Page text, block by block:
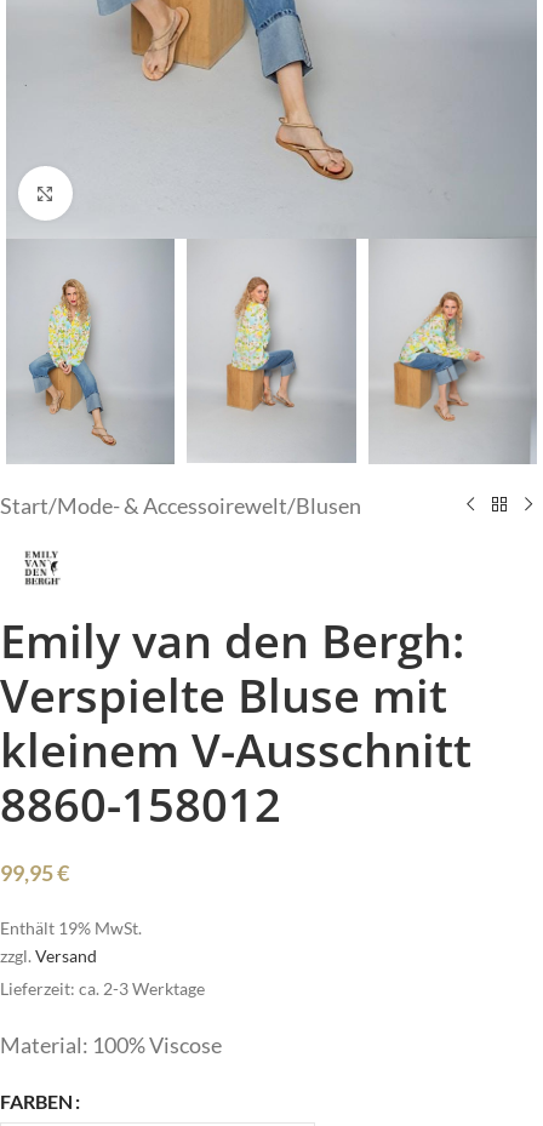
Klick zum Vergrößern
Start/Mode- & Accessoirewelt/Blusen
Emily van den Bergh:
Verspielte Bluse mit
kleinem V-Ausschnitt
8860-158012
99,95€
Enthält 19% MwSt.
zzgl. Versand
Lieferzeit: ca. 2-3 Werktage
Material: 100% Viscose
FARBEN